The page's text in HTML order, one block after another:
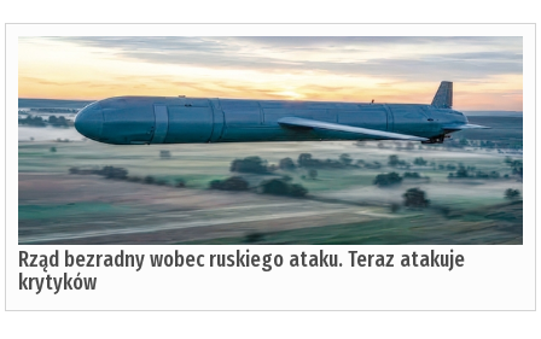
Rząd bezradny wobec ruskiego ataku. Teraz atakuje
krytyków